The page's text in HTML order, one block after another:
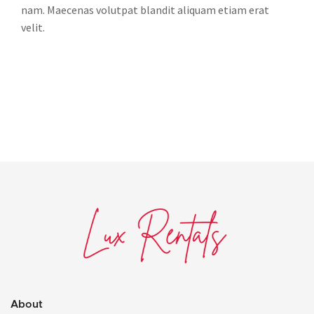
nam. Maecenas volutpat blandit aliquam etiam erat
velit.
About